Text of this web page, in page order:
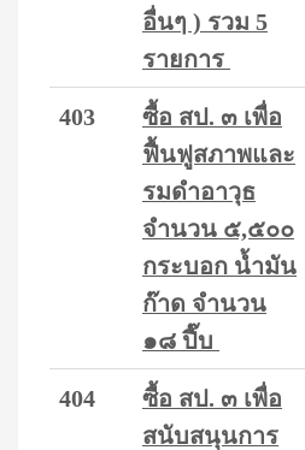
อื่นๆ ) รวม 5
รายการ
403
ซื้อ สป. ๓ เพื่อ
ฟื้นฟูสภาพและ
รมดำอาวุธ
จำนวน ๕,๕๐๐
กระบอก น้ำมัน
ก๊าด จำนวน
๑๘ ปี๊บ
404
ซื้อ สป. ๓ เพื่อ
สนับสนุนการ